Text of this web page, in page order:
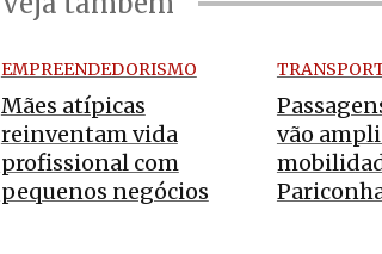
EMPREENDEDORISMO
Mães atípicas
reinventam vida
profissional com
pequenos negócios
vão